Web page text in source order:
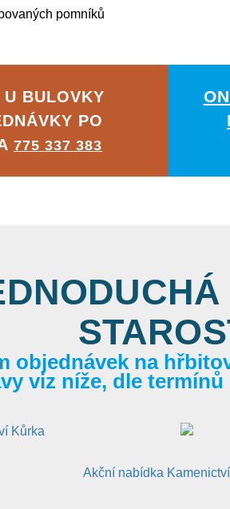
pomníků
BULOVKY
PO
775 337 383
objednávek na
viz níže, dle